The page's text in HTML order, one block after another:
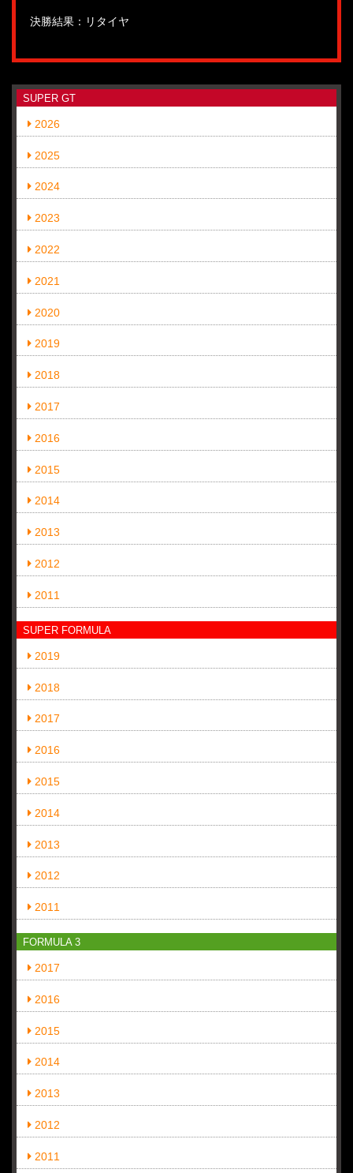
決勝結果：リタイヤ
SUPER GT
2026
2025
2024
2023
2022
2021
2020
2019
2018
2017
2016
2015
2014
2013
2012
2011
SUPER FORMULA
2019
2018
2017
2016
2015
2014
2013
2012
2011
FORMULA 3
2017
2016
2015
2014
2013
2012
2011